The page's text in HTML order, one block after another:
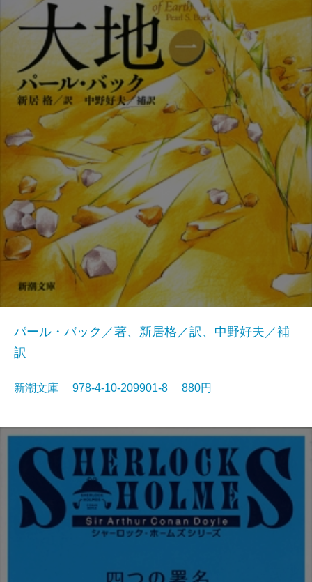
パール・バック／著、新居格／訳、中野好夫／補
訳
新潮文庫 978-4-10-209901-8 880円